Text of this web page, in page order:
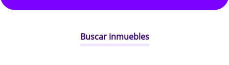
Buscar inmuebles